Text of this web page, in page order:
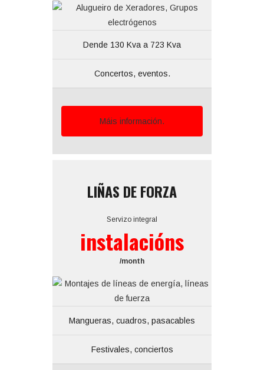
Dende 130 Kva a 723 Kva
Concertos, eventos.
Máis información.
LIÑAS DE FORZA
Servizo integral
instalacións
/month
Mangueras, cuadros, pasacables
Festivales, conciertos